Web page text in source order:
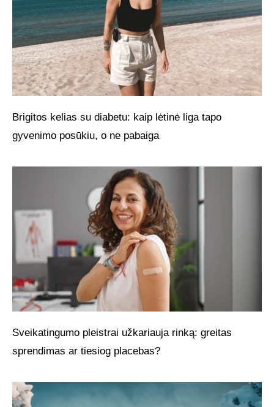
Brigitos kelias su diabetu: kaip lėtinė liga tapo
gyvenimo posūkiu, o ne pabaiga
Sveikatingumo pleistrai užkariauja rinką: greitas
sprendimas ar tiesiog placebas?